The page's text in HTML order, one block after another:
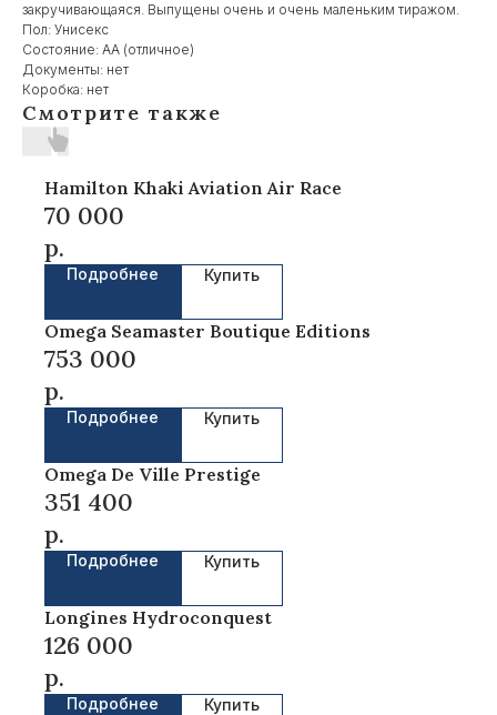
закручивающаяся. Выпущены очень и очень маленьким тиражом.
Пол: Унисекс
Состояние: AA (отличное)
Документы: нет
Коробка: нет
Смотрите также
Hamilton Khaki Aviation Air Race
70 000
р.
Подробнее Купить
Omega Seamaster Boutique Editions
753 000
р.
Подробнее Купить
Omega De Ville Prestige
351 400
р.
Подробнее Купить
Longines Hydroconquest
126 000
р.
Подробнее Купить
БРЕНДЫ КОТОРЫЕ
МЫ ПРОДАЕМ